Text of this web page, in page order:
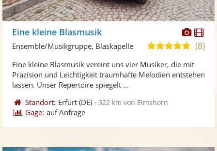
Fotos
Eine kleine Blasmusik
4,9
5
(8)
Ensemble/Musikgruppe, Blaskapelle
Eine kleine Blasmusik vereint uns vier Musiker, die mit
Präzision und Leichtigkeit traumhafte Melodien entstehen
lassen. Unser Repertoire spiegelt ...
Standort: Erfurt (DE) -322 km von Elmshorn
Gage: auf Anfrage